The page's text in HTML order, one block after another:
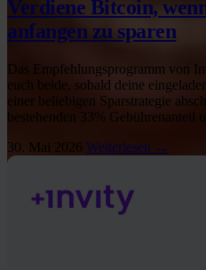
Verdiene Bitcoin,
anfangen zu sparen
Das Empfehlungsprogramm von
euch beide, sobald deine
einer beliebigen Sparstrategie
bestehenden 33% Gebührenanteil
30. Mai 2026 Weiterlesen →